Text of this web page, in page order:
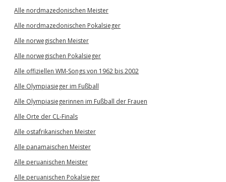
Alle nordmazedonischen Meister
Alle nordmazedonischen Pokalsieger
Alle norwegischen Meister
Alle norwegischen Pokalsieger
Alle offiziellen WM-Songs von 1962 bis 2002
Alle Olympiasieger im Fußball
Alle Olympiasiegerinnen im Fußball der Frauen
Alle Orte der CL-Finals
Alle ostafrikanischen Meister
Alle panamaischen Meister
Alle peruanischen Meister
Alle peruanischen Pokalsieger